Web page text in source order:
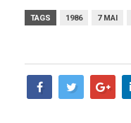
TAGS 1986 7 MAI